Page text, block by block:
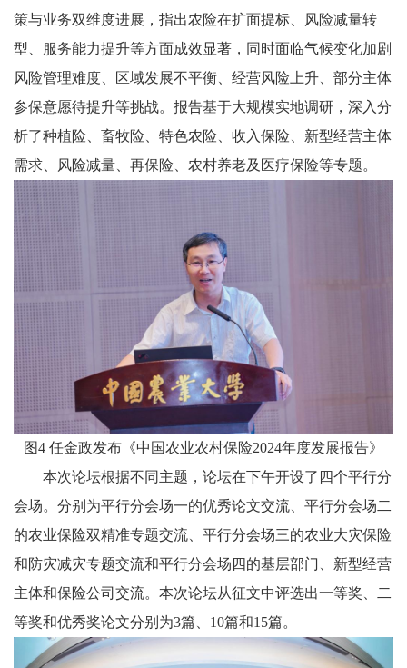
策与业务双维度进展，指出农险在扩面提标、风险减量转
型、服务能力提升等方面成效显著，同时面临气候变化加剧
风险管理难度、区域发展不平衡、经营风险上升、部分主体
参保意愿待提升等挑战。报告基于大规模实地调研，深入分
析了种植险、畜牧险、特色农险、收入保险、新型经营主体
需求、风险减量、再保险、农村养老及医疗保险等专题。
图4 任金政发布《中国农业农村保险2024年度发展报告》
本次论坛根据不同主题，论坛在下午开设了四个平行分
会场。分别为平行分会场一的优秀论文交流、平行分会场二
的农业保险双精准专题交流、平行分会场三的农业大灾保险
和防灾减灾专题交流和平行分会场四的基层部门、新型经营
主体和保险公司交流。本次论坛从征文中评选出一等奖、二
等奖和优秀奖论文分别为3篇、10篇和15篇。